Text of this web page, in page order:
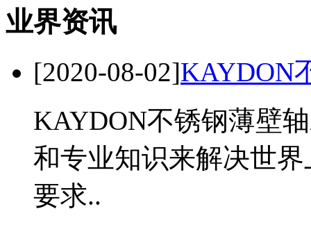
业界资讯
[2020-08-02]KAYDON
KAYDON不锈钢薄壁
和专业知识来解决世
要求..